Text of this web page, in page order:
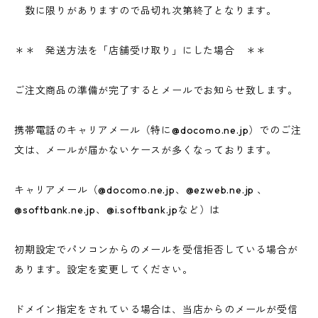
数に限りがありますので品切れ次第終了となります。
＊＊ 発送方法を「店舗受け取り」にした場合 ＊＊
ご注文商品の準備が完了するとメールでお知らせ致します。
携帯電話のキャリアメール（特に@docomo.ne.jp）でのご注
文は、メールが届かないケースが多くなっております。
キャリアメール（@docomo.ne.jp、@ezweb.ne.jp 、
@softbank.ne.jp、@i.softbank.jpなど）は
初期設定でパソコンからのメールを受信拒否している場合が
あります。設定を変更してください。
ドメイン指定をされている場合は、当店からのメールが受信